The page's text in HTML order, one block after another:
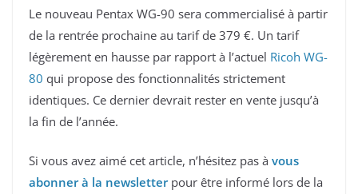
Le nouveau Pentax WG-90 sera commercialisé à partir
de la rentrée prochaine au tarif de 379 €. Un tarif
légèrement en hausse par rapport à l’actuel Ricoh WG-
80 qui propose des fonctionnalités strictement
identiques. Ce dernier devrait rester en vente jusqu’à
la fin de l’année.
Si vous avez aimé cet article, n’hésitez pas à vous
abonner à la newsletterpour être informé lors de la